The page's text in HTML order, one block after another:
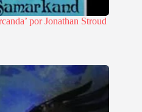
por Jonathan Stroud